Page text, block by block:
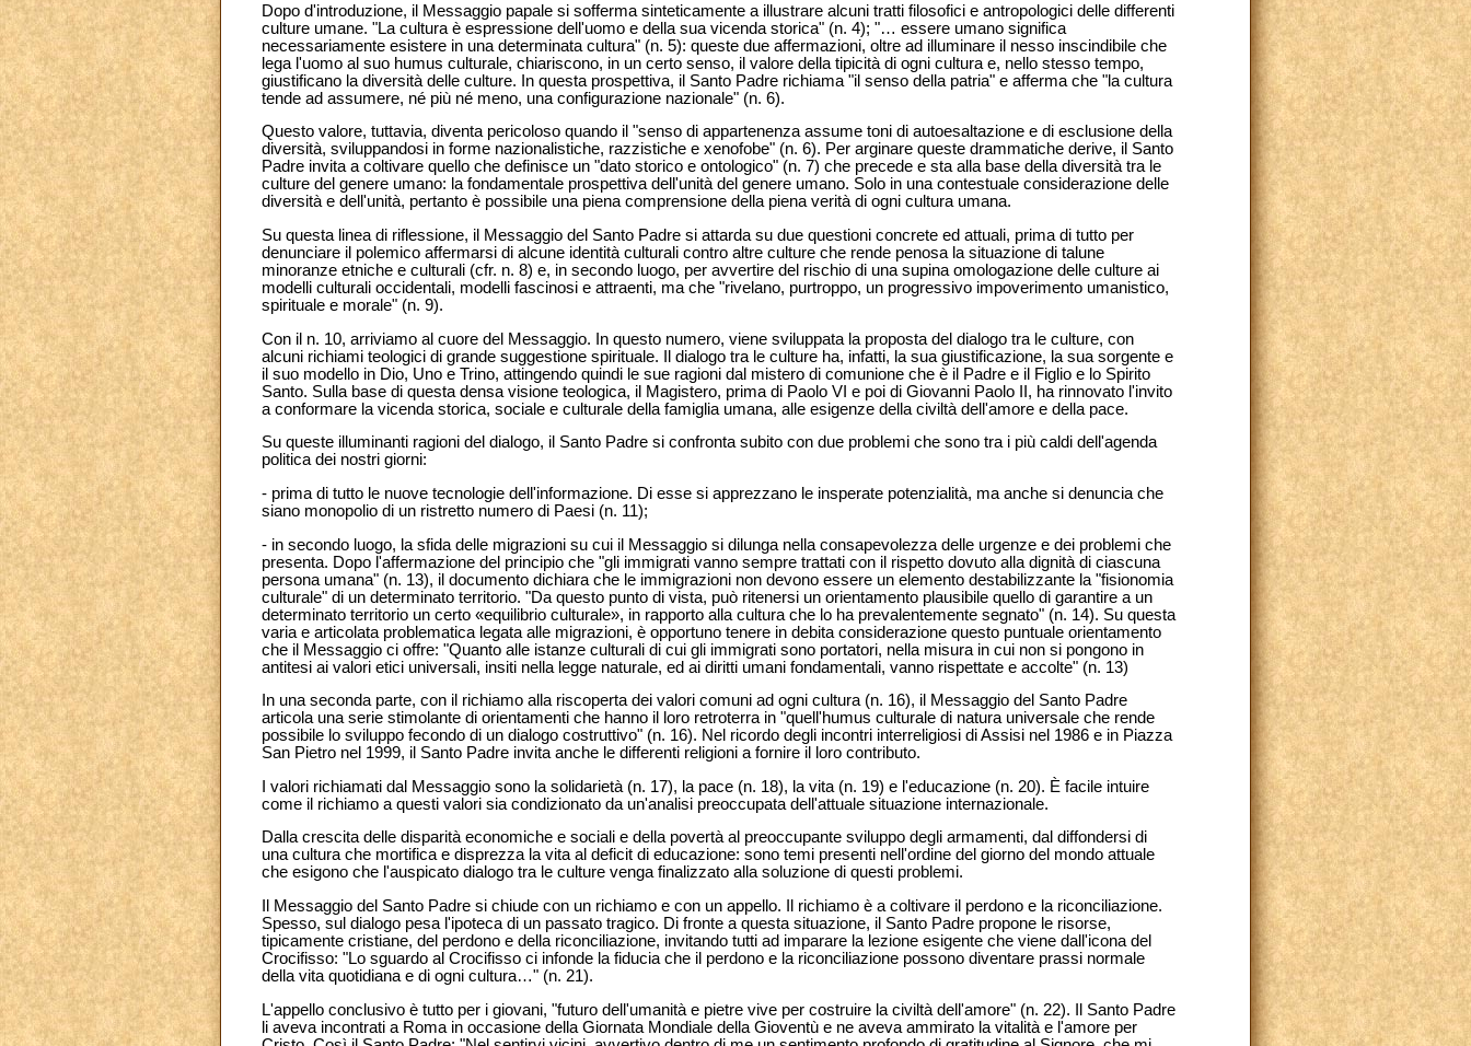
Dopo d'introduzione, il Messaggio papale si sofferma sinteticamente a illustrare alcuni tratti filosofici e antropologici delle differenti
culture umane. "La cultura è espressione dell'uomo e della sua vicenda storica" (n. 4); "… essere umano significa
necessariamente esistere in una determinata cultura" (n. 5): queste due affermazioni, oltre ad illuminare il nesso inscindibile che
lega l'uomo al suo humus culturale, chiariscono, in un certo senso, il valore della tipicità di ogni cultura e, nello stesso tempo,
giustificano la diversità delle culture. In questa prospettiva, il Santo Padre richiama "il senso della patria" e afferma che "la cultura
tende ad assumere, né più né meno, una configurazione nazionale" (n. 6).
Questo valore, tuttavia, diventa pericoloso quando il "senso di appartenenza assume toni di autoesaltazione e di esclusione della
diversità, sviluppandosi in forme nazionalistiche, razzistiche e xenofobe" (n. 6). Per arginare queste drammatiche derive, il Santo
Padre invita a coltivare quello che definisce un "dato storico e ontologico" (n. 7) che precede e sta alla base della diversità tra le
culture del genere umano: la fondamentale prospettiva dell'unità del genere umano. Solo in una contestuale considerazione delle
diversità e dell'unità, pertanto è possibile una piena comprensione della piena verità di ogni cultura umana.
Su questa linea di riflessione, il Messaggio del Santo Padre si attarda su due questioni concrete ed attuali, prima di tutto per
denunciare il polemico affermarsi di alcune identità culturali contro altre culture che rende penosa la situazione di talune
minoranze etniche e culturali (cfr. n. 8) e, in secondo luogo, per avvertire del rischio di una supina omologazione delle culture ai
modelli culturali occidentali, modelli fascinosi e attraenti, ma che "rivelano, purtroppo, un progressivo impoverimento umanistico,
spirituale e morale" (n. 9).
Con il n. 10, arriviamo al cuore del Messaggio. In questo numero, viene sviluppata la proposta del dialogo tra le culture, con
alcuni richiami teologici di grande suggestione spirituale. Il dialogo tra le culture ha, infatti, la sua giustificazione, la sua sorgente e
il suo modello in Dio, Uno e Trino, attingendo quindi le sue ragioni dal mistero di comunione che è il Padre e il Figlio e lo Spirito
Santo. Sulla base di questa densa visione teologica, il Magistero, prima di Paolo VI e poi di Giovanni Paolo II, ha rinnovato l'invito
a conformare la vicenda storica, sociale e culturale della famiglia umana, alle esigenze della civiltà dell'amore e della pace.
Su queste illuminanti ragioni del dialogo, il Santo Padre si confronta subito con due problemi che sono tra i più caldi dell'agenda
politica dei nostri giorni:
- prima di tutto le nuove tecnologie dell'informazione. Di esse si apprezzano le insperate potenzialità, ma anche si denuncia che
siano monopolio di un ristretto numero di Paesi (n. 11);
- in secondo luogo, la sfida delle migrazioni su cui il Messaggio si dilunga nella consapevolezza delle urgenze e dei problemi che
presenta. Dopo l'affermazione del principio che "gli immigrati vanno sempre trattati con il rispetto dovuto alla dignità di ciascuna
persona umana" (n. 13), il documento dichiara che le immigrazioni non devono essere un elemento destabilizzante la "fisionomia
culturale" di un determinato territorio. "Da questo punto di vista, può ritenersi un orientamento plausibile quello di garantire a un
determinato territorio un certo «equilibrio culturale», in rapporto alla cultura che lo ha prevalentemente segnato" (n. 14). Su questa
varia e articolata problematica legata alle migrazioni, è opportuno tenere in debita considerazione questo puntuale orientamento
che il Messaggio ci offre: "Quanto alle istanze culturali di cui gli immigrati sono portatori, nella misura in cui non si pongono in
antitesi ai valori etici universali, insiti nella legge naturale, ed ai diritti umani fondamentali, vanno rispettate e accolte" (n. 13)
In una seconda parte, con il richiamo alla riscoperta dei valori comuni ad ogni cultura (n. 16), il Messaggio del Santo Padre
articola una serie stimolante di orientamenti che hanno il loro retroterra in "quell'humus culturale di natura universale che rende
possibile lo sviluppo fecondo di un dialogo costruttivo" (n. 16). Nel ricordo degli incontri interreligiosi di Assisi nel 1986 e in Piazza
San Pietro nel 1999, il Santo Padre invita anche le differenti religioni a fornire il loro contributo.
I valori richiamati dal Messaggio sono la solidarietà (n. 17), la pace (n. 18), la vita (n. 19) e l'educazione (n. 20). È facile intuire
come il richiamo a questi valori sia condizionato da un'analisi preoccupata dell'attuale situazione internazionale.
Dalla crescita delle disparità economiche e sociali e della povertà al preoccupante sviluppo degli armamenti, dal diffondersi di
una cultura che mortifica e disprezza la vita al deficit di educazione: sono temi presenti nell'ordine del giorno del mondo attuale
che esigono che l'auspicato dialogo tra le culture venga finalizzato alla soluzione di questi problemi.
Il Messaggio del Santo Padre si chiude con un richiamo e con un appello. Il richiamo è a coltivare il perdono e la riconciliazione.
Spesso, sul dialogo pesa l'ipoteca di un passato tragico. Di fronte a questa situazione, il Santo Padre propone le risorse,
tipicamente cristiane, del perdono e della riconciliazione, invitando tutti ad imparare la lezione esigente che viene dall'icona del
Crocifisso: "Lo sguardo al Crocifisso ci infonde la fiducia che il perdono e la riconciliazione possono diventare prassi normale
della vita quotidiana e di ogni cultura…" (n. 21).
L'appello conclusivo è tutto per i giovani, "futuro dell'umanità e pietre vive per costruire la civiltà dell'amore" (n. 22). Il Santo Padre
li aveva incontrati a Roma in occasione della Giornata Mondiale della Gioventù e ne aveva ammirato la vitalità e l'amore per